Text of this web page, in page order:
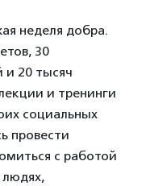
неделя добра.
30
и 20 тысяч
и тренинги
социальных
провести
с работой